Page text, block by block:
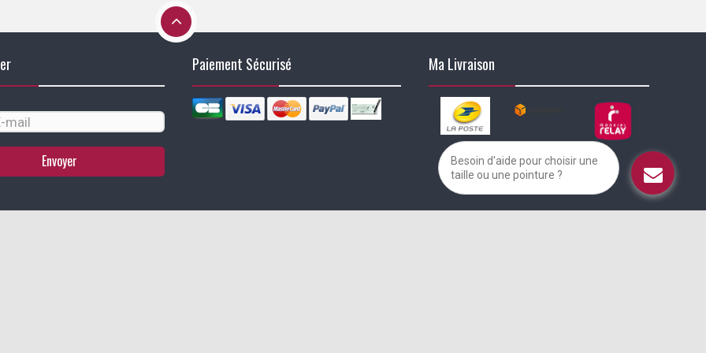
Besoin d'aide pour choisir une
taille ou une pointure ?
Envoyer
Paiement Sécurisé Ma Livraison
en garantissant la conformité avec les réglementations. Personnalisez vos préférences pour contrôler la manière dont vos informations sont